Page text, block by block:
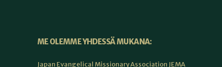
ME OLEMME YHDESSÄ MUKANA:
Japan Evangelical Missionary Association JEMA